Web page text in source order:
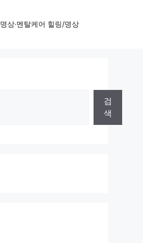
명상·멘탈케어 힐링/명상
검
색